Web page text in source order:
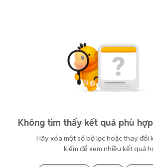
Không tìm thấy kết quả phù
Hãy xóa một số bộ lọc hoặc thay đổi
kiếm để xem nhiều kết quả